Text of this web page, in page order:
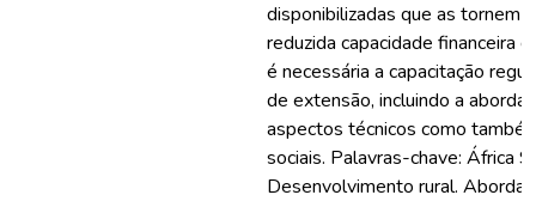
disponibilizadas que as tornem
reduzida capacidade financeira
é necessária a capacitação
de extensão, incluindo a
aspectos técnicos como
sociais. Palavras-chave: África
Desenvolvimento rural.